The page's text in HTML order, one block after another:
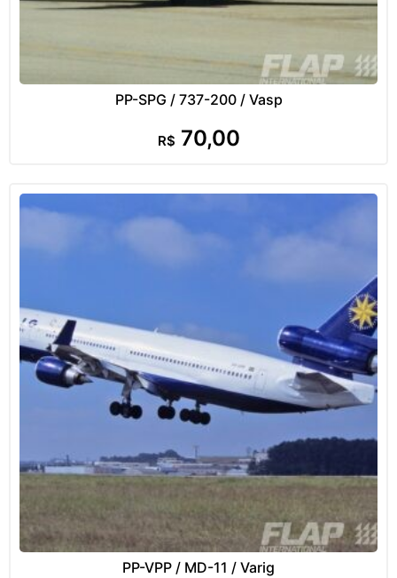
PP-SPG / 737-200 / Vasp
R$ 70,00
PP-VPP / MD-11 / Varig